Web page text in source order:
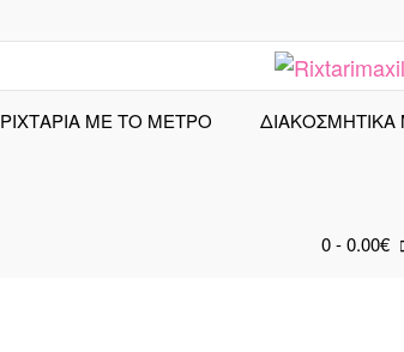
ΡΙΧΤΑΡΙΑ ΜΕ ΤΟ ΜΕΤΡΟ ΔΙΑΚΟΣΜΗΤΙΚΑ
0- 0.00€